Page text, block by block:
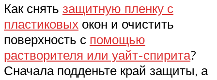
Как снять защитную пленку с
пластиковых окон и очистить
поверхность с помощью
растворителя или уайт-спирита?
Сначала подденьте край защиты, а